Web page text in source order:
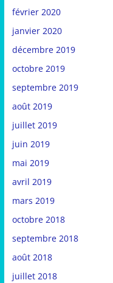
février 2020
janvier 2020
décembre 2019
octobre 2019
septembre 2019
août 2019
juillet 2019
juin 2019
mai 2019
avril 2019
mars 2019
octobre 2018
septembre 2018
août 2018
juillet 2018